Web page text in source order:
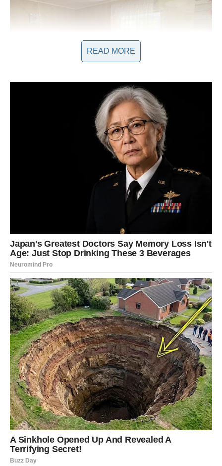
Osim majke, u porodici se nalaze još tri sestre uzrasta 18, 17,
12 i 6 godina. Tokom istrage, tri od njih su oduzete majci i
prebačene u socijalne institucije. Ova situacija ukazuje na
ozbiljnost problema i prethodna okruženja u kojima su djeca
odrasla. Pitanje koje se postavlja jest kako je jedna majka
mogla doći do ovakvog razmišljanja, a odgovori zahtijevaju
razmatranje istorije i psiholoških aspekata porodice. Ova
situacija nije izolovana, već predstavlja dio šireg problema
nasilja i zlostavljanja u porodici koji može imati dalekosežne
posljedice na djecu.
Psyhološki Kontekst i Društvena
Stvarnost
READ MORE